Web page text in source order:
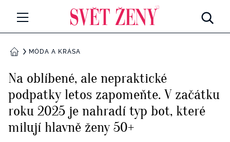
Všechny kategorie
Rozhovory
RETROHUBKY
PSYCHOLOGIE
DOMŮMÓDA A KRÁSA
Na oblíbené, ale nepraktické
podpatky letos zapomeňte. V začátku
roku 2025 je nahradí typ bot, které
milují hlavně ženy 50+